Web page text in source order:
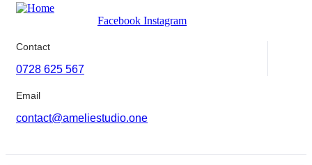
Facebook Instagram
Contact
0728 625 567
Email
contact@ameliestudio.one